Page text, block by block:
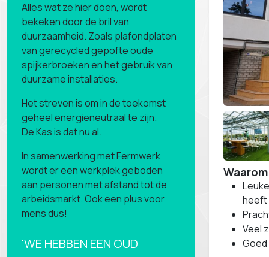
Alles wat ze hier doen, wordt
bekeken door de bril van
duurzaamheid. Zoals plafondplaten
van gerecycled gepofte oude
spijkerbroeken en het gebruik van
duurzame installaties.
Het streven is om in de toekomst
geheel energieneutraal te zijn.
De Kas is dat nu al.
In samenwerking met Fermwerk
wordt er een werkplek geboden
aan personen met afstand tot de
arbeidsmarkt. Ook een plus voor
mens dus!
'WE HEBBEN EEN OUD
heeft
Veel